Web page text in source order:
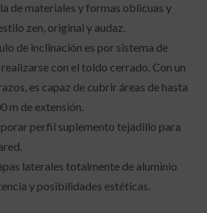
de materiales y formas oblicuas y
zen, original y audaz.
de inclinación es por sistema de
con el toldo cerrado. Con un
es capaz de cubrir áreas de hasta
m de extensión.
perfil suplemento tejadillo para
laterales totalmente de aluminio
y posibilidades estéticas.